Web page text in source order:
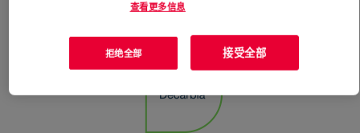
查看更多信息
拒绝全部 接受全部